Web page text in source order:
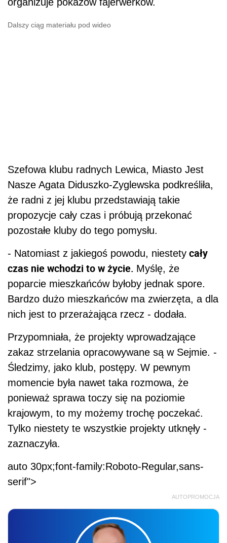
Dalszy ciąg materiału pod wideo
Szefowa klubu radnych Lewica, Miasto Jest
Nasze Agata Diduszko-Zyglewska podkreśliła,
że radni z jej klubu przedstawiają takie
propozycje cały czas i próbują przekonać
pozostałe kluby do tego pomysłu.
- Natomiast z jakiegoś powodu, niestety cały
czas nie wchodzi to w życie. Myślę, że
poparcie mieszkańców byłoby jednak spore.
Bardzo dużo mieszkańców ma zwierzęta, a dla
nich jest to przerażająca rzecz - dodała.
Przypomniała, że projekty wprowadzające
zakaz strzelania opracowywane są w Sejmie. -
Śledzimy, jako klub, postępy. W pewnym
momencie była nawet taka rozmowa, że
ponieważ sprawa toczy się na poziomie
krajowym, to my możemy trochę poczekać.
Tylko niestety te wszystkie projekty utknęły -
zaznaczyła.
auto 30px;font-family:Roboto-Regular,sans-
serif">
AUTOPROMOCJA